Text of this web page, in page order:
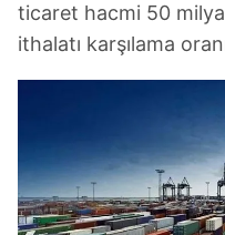
ticaret hacmi 50
ithalatı karşılama